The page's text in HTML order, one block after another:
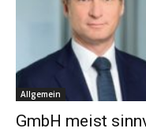
Allgemein
GmbH meist